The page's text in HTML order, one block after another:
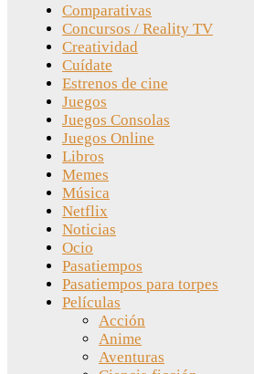
Comparativas
Concursos / Reality TV
Creatividad
Cuídate
Estrenos de cine
Juegos
Juegos Consolas
Juegos Online
Libros
Memes
Música
Netflix
Noticias
Ocio
Pasatiempos
Pasatiempos para torpes
Películas
Acción
Anime
Aventuras